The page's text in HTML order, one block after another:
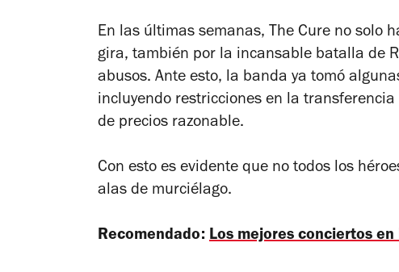
En las últimas semanas, The Cure no solo
gira, también por la incansable batalla de
abusos. Ante esto, la banda ya tomó
incluyendo restricciones en la
de precios razonable.
Con esto es evidente que no todos los
alas de murciélago.
Recomendado: Los mejores conciertos